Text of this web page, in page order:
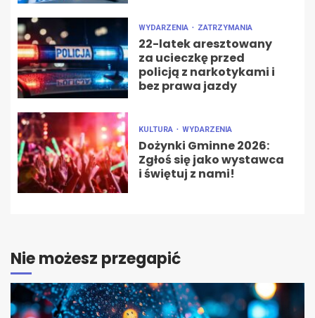
WYDARZENIA ZATRZYMANIA
22-latek aresztowany
za ucieczkę przed
policją z narkotykami i
bez prawa jazdy
KULTURA WYDARZENIA
Dożynki Gminne 2026:
Zgłoś się jako wystawca
i świętuj z nami!
Nie możesz przegapić